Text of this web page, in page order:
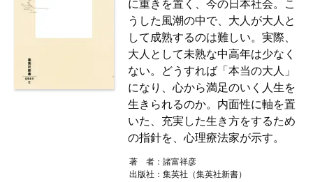
に重きを置く、今の日本社会。こ
うした風潮の中で、大人が大人と
して成熟するのは難しい。実際、
大人として未熟な中高年は少なく
ない。どうすれば「本当の大人」
になり、心から満足のいく人生を
生きられるのか。内面性に軸を置
いた、充実した生き方をするため
の指針を、心理療法家が示す。
著 者： 諸富祥彦
出版社： 集英社（集英社新書）